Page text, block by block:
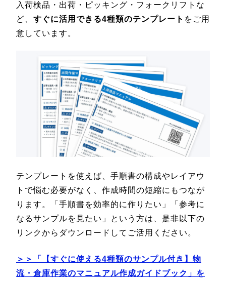
入荷検品・出荷・ピッキング・フォークリフトな
ど、 すぐに活用できる4種類のテンプレート をご用
意しています。
テンプレートを使えば、手順書の構成やレイアウ
トで悩む必要がなく、作成時間の短縮にもつなが
ります。「手順書を効率的に作りたい」「参考に
なるサンプルを見たい」という方は、是非以下の
リンクからダウンロードしてご活用ください。
＞＞「【すぐに使える4種類のサンプル付き】物
流・倉庫作業のマニュアル作成ガイドブック」を